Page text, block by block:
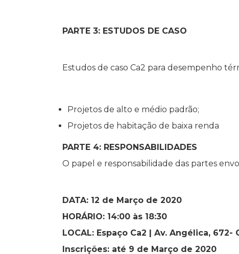
PARTE 3: ESTUDOS DE CASO
Estudos de caso Ca2 para desempenho
Projetos de alto e médio padrão;
Projetos de habitação de baixa renda
PARTE 4: RESPONSABILIDADES
O papel e responsabilidade das partes
DATA: 12 de Março de 2020
HORÁRIO: 14:00 às 18:30
LOCAL: Espaço Ca2 | Av. Angélica, 672-
Inscrições: até 9 de Março de 2020